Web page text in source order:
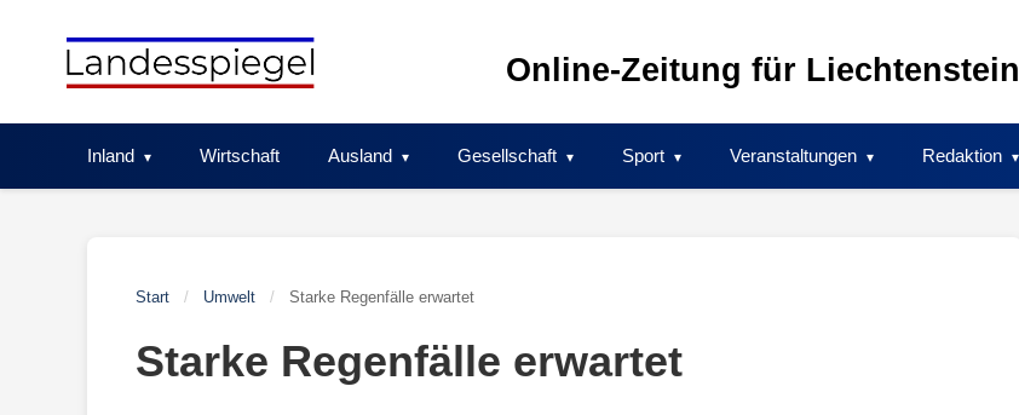
Online-Zeitung für Liechtenstein
Inland Wirtschaft Ausland Gesellschaft Sport Veranstaltungen Redaktion
Start / Umwelt / Starke Regenfälle erwartet
Starke Regenfälle erwartet